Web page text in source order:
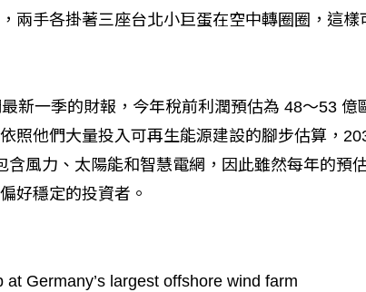
兩手各掛著三座台北小巨蛋在空中轉圈圈，這樣
新一季的財報，今年稅前利潤預估為 48～53 億
照他們大量投入可再生能源建設的腳步估算，
風力、太陽能和智慧電網，因此雖然每年的預
好穩定的投資者。
Germany’s largest offshore wind farm
何守護每個生命的轉折點？ 醫務社 【故事精華】